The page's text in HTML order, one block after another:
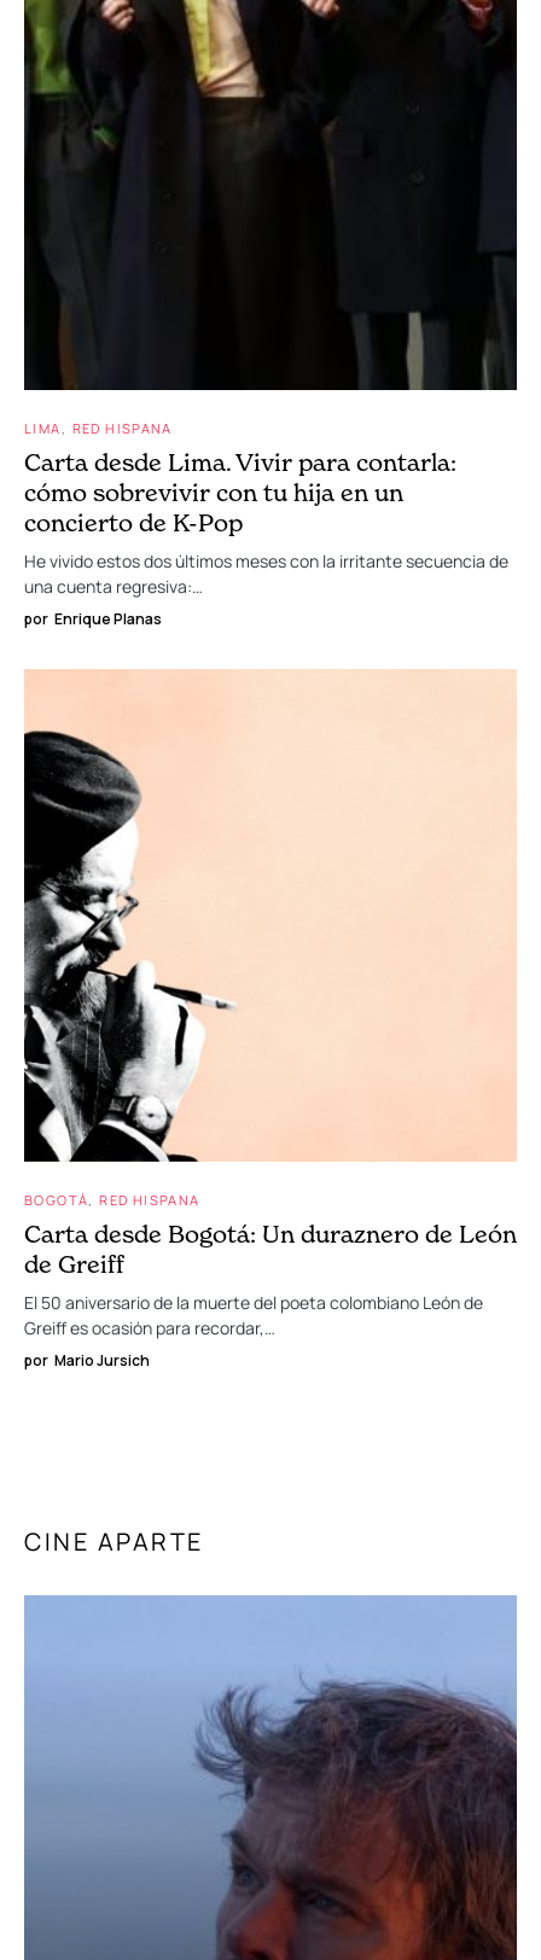
LIMA RED HISPANA
Carta desde Lima. Vivir para contarla:
cómo sobrevivir con tu hija en un
concierto de K-Pop
He vivido estos dos últimos meses con la irritante secuencia de
una cuenta regresiva:…
por Enrique Planas
BOGOTÁ RED HISPANA
Carta desde Bogotá: Un duraznero de León
de Greiff
El 50 aniversario de la muerte del poeta colombiano León de
Greiff es ocasión para recordar,…
por Mario Jursich
CINE APARTE